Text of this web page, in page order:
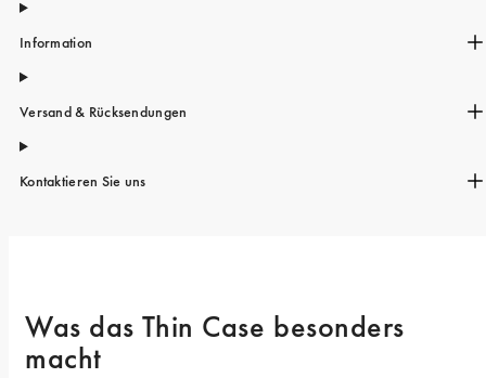
Information
Versand & Rücksendungen
Kontaktieren Sie uns
Was das Thin Case besonders
macht